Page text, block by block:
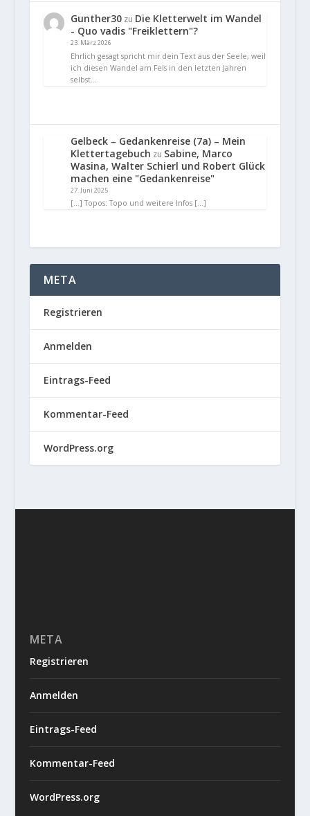
Gunther30zu Die Kletterwelt im Wandel
- Quo vadis "Freiklettern"?
23. März 2026
Ehrlich gesagt spricht mir dein Text aus der Seele, weil
ich diesen Wandel am Fels in den letzten Jahren
selbst…
Gelbeck – Gedankenreise (7a) – Mein
Klettertagebuch zu Sabine, Marco
Wasina, Walter Schierl und Robert Glück
machen eine "Gedankenreise"
27. Juni 2025
[…] Topos: Topo und weitere Infos […]
META
Registrieren
Anmelden
Eintrags-Feed
Kommentar-Feed
WordPress.org
META
Registrieren
Anmelden
Eintrags-Feed
Kommentar-Feed
WordPress.org